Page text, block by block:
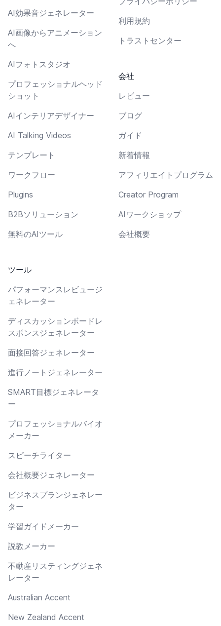
AI効果音ジェネレーター
AI画像からアニメーション
へ
AIフォトスタジオ
プロフェッショナルヘッド
ショット
AIインテリアデザイナー
AI Talking Videos
テンプレート
ワークフロー
Plugins
B2Bソリューション
無料のAIツール
ツール
パフォーマンスレビュージ
ェネレーター
ディスカッションボードレ
スポンスジェネレーター
面接回答ジェネレーター
進行ノートジェネレーター
SMART目標ジェネレータ
ー
プロフェッショナルバイオ
メーカー
スピーチライター
会社概要ジェネレーター
ビジネスプランジェネレー
ター
学習ガイドメーカー
説教メーカー
不動産リスティングジェネ
レーター
Australian Accent
New Zealand Accent
利用規約
トラストセンター
会社
レビュー
ブログ
ガイド
新着情報
アフィリエイトプログラム
Creator Program
AIワークショップ
会社概要